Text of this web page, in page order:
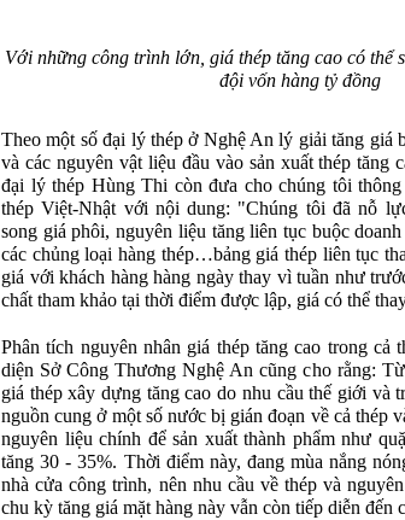
Với những công trình lớn, giá thép tăng cao có thể
đội vốn hàng tỷ đồng
Theo một số đại lý thép ở Nghệ An lý giải tăng giá
và các nguyên vật liệu đầu vào sản xuất thép tăng
đại lý thép Hùng Thi còn đưa cho chúng tôi
thép Việt-Nhật với nội dung: "Chúng tôi đã nỗ
song giá phôi, nguyên liệu tăng liên tục buộc
các chủng loại hàng thép…bảng giá thép liên tục
giá với khách hàng hàng ngày thay vì tuần như
chất tham khảo tại thời điểm được lập, giá có thể
Phân tích nguyên nhân giá thép tăng cao trong cả
diện Sở Công Thương Nghệ An cũng cho rằng:
giá thép xây dựng tăng cao do nhu cầu thế giới và
nguồn cung ở một số nước bị gián đoạn về cả thép
nguyên liệu chính để sản xuất thành phẩm như
tăng 30 - 35%. Thời điểm này, đang mùa nắng
nhà cửa công trình, nên nhu cầu về thép và
chu kỳ tăng giá mặt hàng này vẫn còn tiếp diễn đến